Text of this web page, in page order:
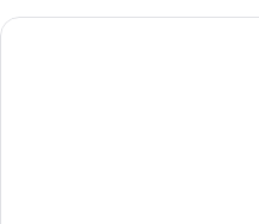
Almar Lido Jesolo Resort & Spa